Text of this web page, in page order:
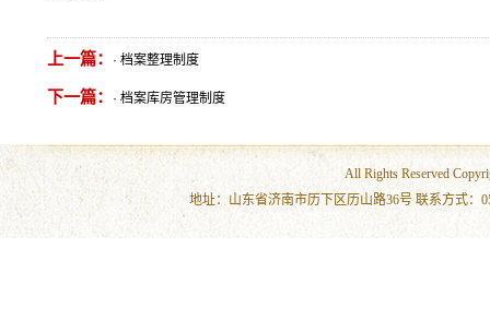
上一篇： · 档案整理制度
下一篇： · 档案库房管理制度
All Rights Reserved
地址：山东省济南市历下区历山路36号 联系方式：